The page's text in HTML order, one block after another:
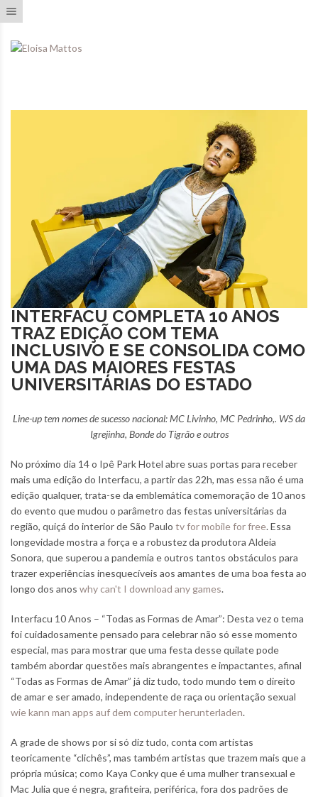
INTERFACU COMPLETA 10 ANOS
TRAZ EDIÇÃO COM TEMA
INCLUSIVO E SE CONSOLIDA COMO
UMA DAS MAIORES FESTAS
UNIVERSITÁRIAS DO ESTADO
Line-up tem nomes de sucesso nacional: MC Livinho, MC Pedrinho,. WS da
Igrejinha, Bonde do Tigrão e outros
No próximo dia 14 o Ipê Park Hotel abre suas portas para receber
mais uma edição do Interfacu, a partir das 22h, mas essa não é uma
edição qualquer, trata-se da emblemática comemoração de 10 anos
do evento que mudou o parâmetro das festas universitárias da
região, quiçá do interior de São Paulo tv for mobile for free. Essa
longevidade mostra a força e a robustez da produtora Aldeia
Sonora, que superou a pandemia e outros tantos obstáculos para
trazer experiências inesquecíveis aos amantes de uma boa festa ao
longo dos anos why can't I download any games.
Interfacu 10 Anos – “Todas as Formas de Amar”: Desta vez o tema
foi cuidadosamente pensado para celebrar não só esse momento
especial, mas para mostrar que uma festa desse quilate pode
também abordar questões mais abrangentes e impactantes, afinal
“Todas as Formas de Amar” já diz tudo, todo mundo tem o direito
de amar e ser amado, independente de raça ou orientação sexual
wie kann man apps auf dem computer herunterladen.
A grade de shows por si só diz tudo, conta com artistas
teoricamente “clichês”, mas também artistas que trazem mais que a
própria música; como Kaya Conky que é uma mulher transexual e
Mac Julia que é negra, grafiteira, periférica, fora dos padrões de